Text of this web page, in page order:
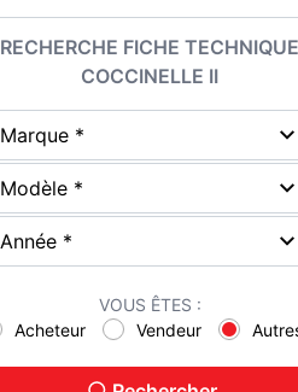
RECHERCHE FICHE TECHNIQUE
COCCINELLE II
VOUS ÊTES :
Acheteur
Vendeur